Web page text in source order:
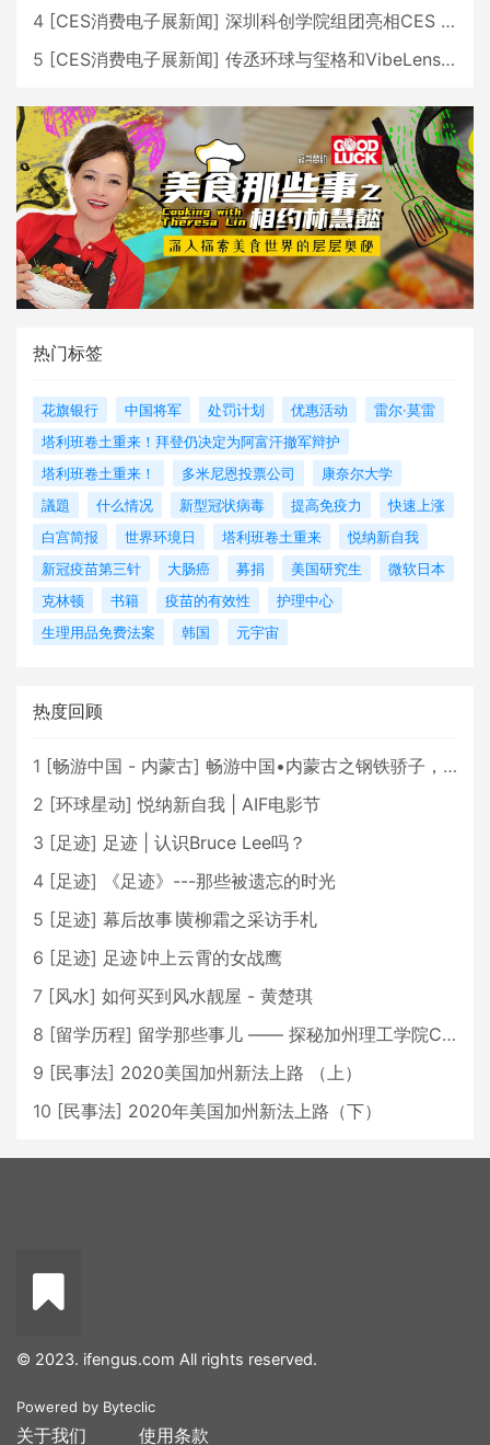
4 [CES消费电子展新闻] 深圳科创学院组团亮相CES 广受好评
5 [CES消费电子展新闻] 传丞环球与玺格和VibeLens共同推出全新耳机
热门标签
花旗银行 中国将军 处罚计划 优惠活动
雷尔·莫雷
塔利班卷土重来！拜登仍决定为阿富汗撤军辩护
塔利班卷土重来！
多米尼恩投票公司
康奈尔大学
議題
什么情况 新型冠状病毒 提高免疫力
快速上涨
白宫简报
世界环境日 塔利班卷土重来
悦纳新自我
新冠疫苗第三针
大肠癌 募捐 美国研究生
微软日本
克林顿
书籍 疫苗的有效性
护理中心
生理用品免费法案
韩国 元宇宙
热度回顾
1 [畅游中国 - 内蒙古] 畅游中国•内蒙古之钢铁骄子，魅力包头
2 [环球星动] 悦纳新自我 | AIF电影节
3 [足迹] 足迹 | 认识Bruce Lee吗？
4 [足迹]
《足迹》---那些被遗忘的时光
5 [足迹] 幕后故事∣黄柳霜之采访手札
6 [足迹] 足迹∣冲上云霄的女战鹰
7 [风水] 如何买到风水靓屋 - 黄楚琪
8 [留学历程] 留学那些事儿 —— 探秘加州理工学院Caltech博士生活 [上集]
9 [民事法] 2020美国加州新法上路 （上）
10 [民事法] 2020年美国加州新法上路（下）
© 2023. ifengus.com All rights reserved.
Powered by Byteclic
关于我们 使用条款